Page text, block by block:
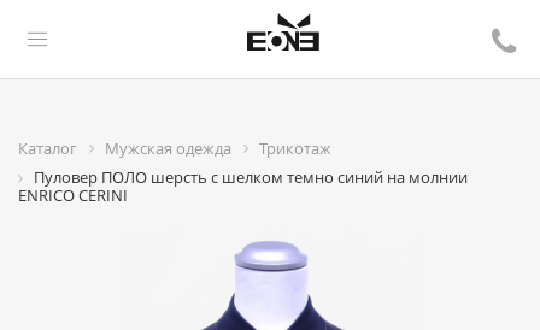
Каталог Мужская одежда
Трикотаж
Пуловер ПОЛО шерсть с шелком темно синий на молнии
ENRICO CERINI